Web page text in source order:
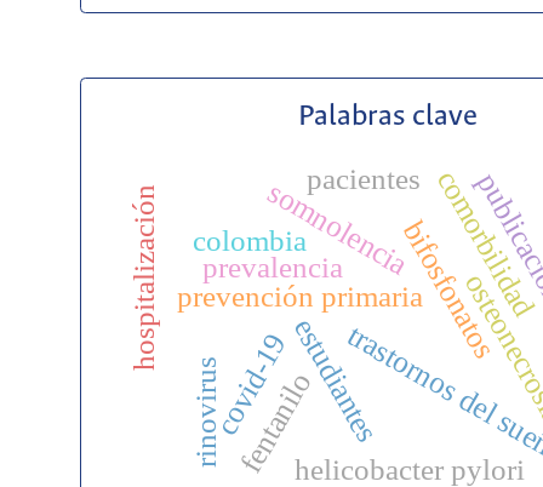
Palabras clave
bifosfonatos
prevención primaria
somnolencia
estudiantestrastornos del
prevalencia
covid-19
rinovirus
hospitalización comorbilidad
helicobacter pylori
colombia
pacientes
fentanilo